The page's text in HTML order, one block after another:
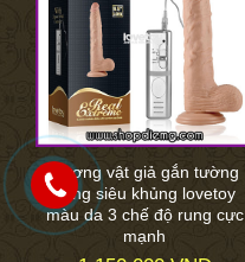
Dương vật giả gắn tường
hàng siêu khủng lovetoy
màu da 3 chế độ rung cực
mạnh